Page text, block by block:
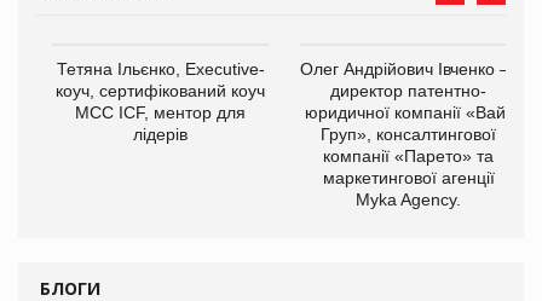
Тетяна Ільєнко, Executive-
коуч, сертифікований коуч
МСС ICF, ментор для
лідерів
Олег Андрійович Івченко —
директор патентно-
юридичної компанії «Вайз
Груп», консалтингової
компанії «Парето» та
маркетингової агенції
Myka Agency.
БЛОГИ